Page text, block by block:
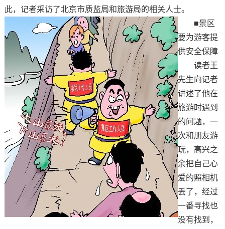
此，记者采访了北京市质监局和旅游局的相关人士。
■景区
要为游客提
供安全保障
读者王
先生向记者
讲述了他在
旅游时遇到
的问题，一
次和朋友游
玩，高兴之
余把自己心
爱的照相机
丢了，经过
一番寻找也
没有找到，